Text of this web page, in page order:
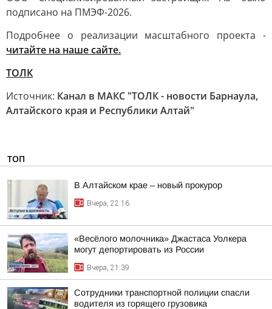
подписано на ПМЭФ-2026.
Подробнее о реализации масштабного проекта -
читайте на наше сайте.
ТОЛК
Источник: Канал в МАКС "ТОЛК - новости Барнаула,
Алтайского края и Республики Алтай"
ТОП
В Алтайском крае – новый прокурор
Вчера, 22:16
«Весёлого молочника» Джастаса Уолкера
могут депортировать из России
Вчера, 21:39
Сотрудники транспортной полиции спасли
водителя из горящего грузовика